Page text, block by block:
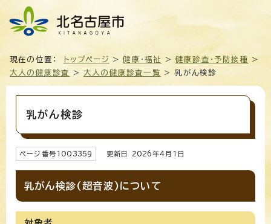
現在の位置： トップページ >健康・福祉 >健康診査・予防接種
>
大人の健康診査
>大人の健康診査一覧 > 乳がん検診
乳がん検診
ページ番号1003359 更新日 2026年4月1日
乳がん検診(超音波)について